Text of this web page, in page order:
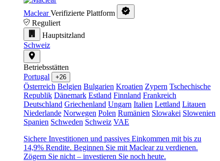
Maclear Verifizierte Plattform
Reguliert
Hauptsitzland
Schweiz
Betriebsstätten
Portugal
+26
Österreich Belgien Bulgarien Kroatien Zypern Tschechische
Republik Dänemark Estland Finnland Frankreich
Deutschland Griechenland Ungarn Italien Lettland Litauen
Niederlande Norwegen Polen Rumänien Slowakei Slowenien
Spanien Schweden Schweiz VAE
Sichere Investitionen und passives Einkommen mit bis zu
14,9% Rendite. Beginnen Sie mit Maclear zu verdienen.
Zögern Sie nicht – investieren Sie noch heute.